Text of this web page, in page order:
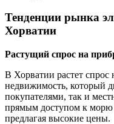
Тенденции рынка
Хорватии
Растущий спрос на
В Хорватии растет
недвижимость, который
покупателями, так и
прямым доступом к морю
предлагая высокие цены.